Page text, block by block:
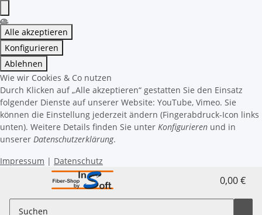
Alle akzeptieren
Konfigurieren
Ablehnen
Wie wir Cookies & Co nutzen
Durch Klicken auf „Alle akzeptieren“ gestatten Sie den Einsatz
folgender Dienste auf unserer Website: YouTube, Vimeo. Sie
können die Einstellung jederzeit ändern (Fingerabdruck-Icon links
unten). Weitere Details finden Sie unter Konfigurieren und in
unserer Datenschutzerklärung.
Impressum | Datenschutz
0,00 €